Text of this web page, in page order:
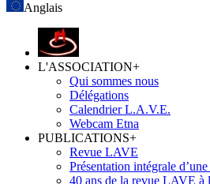
Anglais
L'ASSOCIATION+
Qui sommes nous
Délégations
Calendrier L.A.V.E.
Webcam Etna
PUBLICATIONS+
Revue LAVE
Présentation intégrale
40 ans de la revue LAVE à